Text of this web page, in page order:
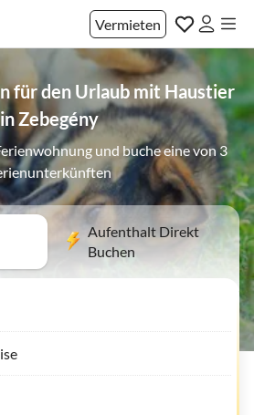
Vermieten
für den Urlaub mit Haustier
in Zebegény
und buche eine von 3
Aufenthalt Direkt
Buchen